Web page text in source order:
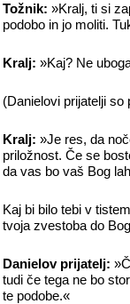
Tožnik: »Kralj, ti si
podobo in jo moliti.
Kralj: »Kaj? Ne
(Danielovi prijatelji so
Kralj: »Je res, da
priložnost. Če se
da vas bo vaš Bog
Kaj bi bilo tebi v
tvoja zvestoba do
Danielov prijatelj:
tudi če tega ne bo
te podobe.«